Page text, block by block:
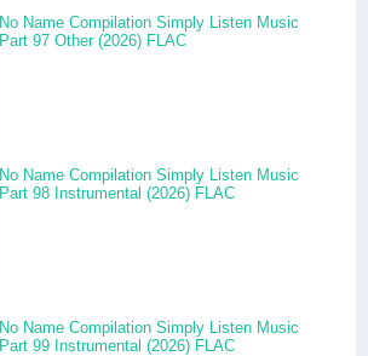
No Name Compilation Simply Listen Music
Part 97 Other (2026) FLAC
No Name Compilation Simply Listen Music
Part 98 Instrumental (2026) FLAC
No Name Compilation Simply Listen Music
Part 99 Instrumental (2026) FLAC